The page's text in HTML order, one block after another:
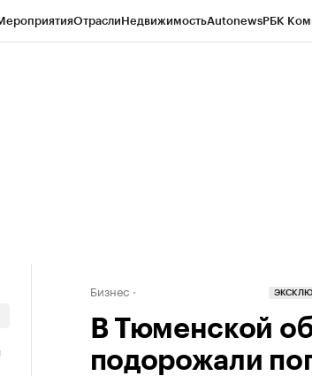
ОтраслиНедвижимостьAutonewsРБК
Бизнес
В Тюменской
подорожали